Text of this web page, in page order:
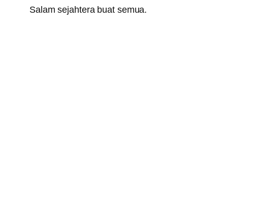
Salam sejahtera buat semua.